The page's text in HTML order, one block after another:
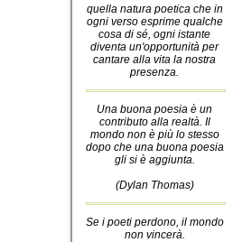
quella natura poetica che in
ogni verso esprime qualche
cosa di sé, ogni istante
diventa un'opportunità per
cantare alla vita la nostra
presenza.
Una buona poesia è un
contributo alla realtà. Il
mondo non è più lo stesso
dopo che una buona poesia
gli si è aggiunta.
(Dylan Thomas)
Se i poeti perdono, il mondo
non vincerà.